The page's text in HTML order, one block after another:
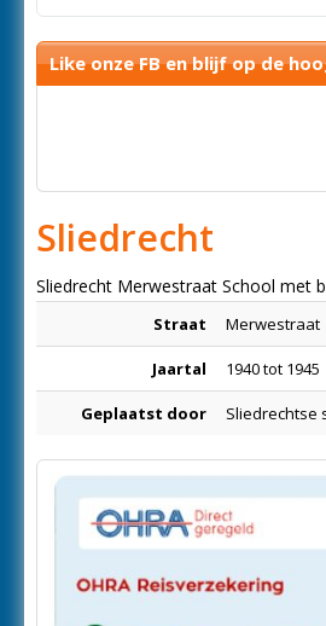
Like onze FB en blijf op de
Sliedrecht
Sliedrecht Merwestraat School met
Straat Merwestraat
Jaartal 1940 tot 1945
Geplaatst door Sliedrechtse